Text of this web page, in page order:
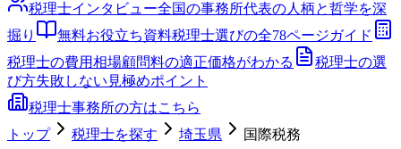
税理士インタビュー全国の事務所代表の人柄と哲学を深
掘り
無料お役立ち資料税理士選びの全78ページガイド
税理士の費用相場顧問料の適正価格がわかる
税理士の選
び方失敗しない見極めポイント
税理士事務所の方はこちら
トップ
税理士を探す 埼玉県 国際税務